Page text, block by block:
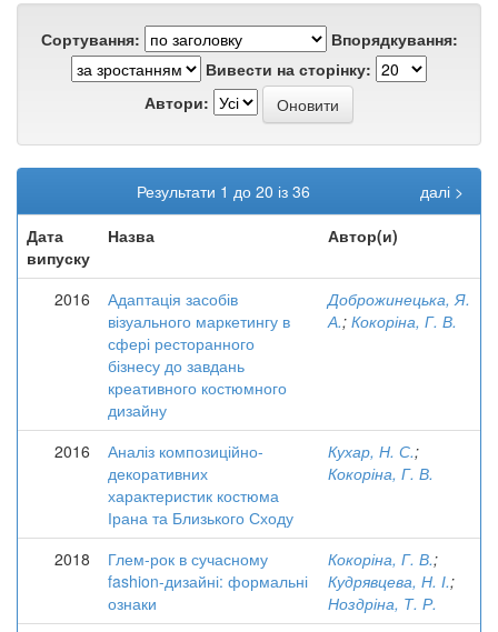
Сортування:
Впорядкування:
Вивести на сторінку:
Автори:
Результати 1 до 20 із 36
далі >
Дата
випуску
Назва Автор(и)
2016
Адаптація засобів
візуального маркетингу в
сфері ресторанного
бізнесу до завдань
креативного костюмного
дизайну
Доброжинецька, Я.
А.; Кокоріна, Г. В.
2016
Аналіз композиційно-
декоративних
характеристик костюма
Ірана та Близького Сходу
Кухар, Н. С.;
Кокоріна, Г. В.
2018
Глем-рок в сучасному
fashion-дизайні: формальні
ознаки
Кокоріна, Г. В.;
Кудрявцева, Н. І.;
Ноздріна, Т. Р.